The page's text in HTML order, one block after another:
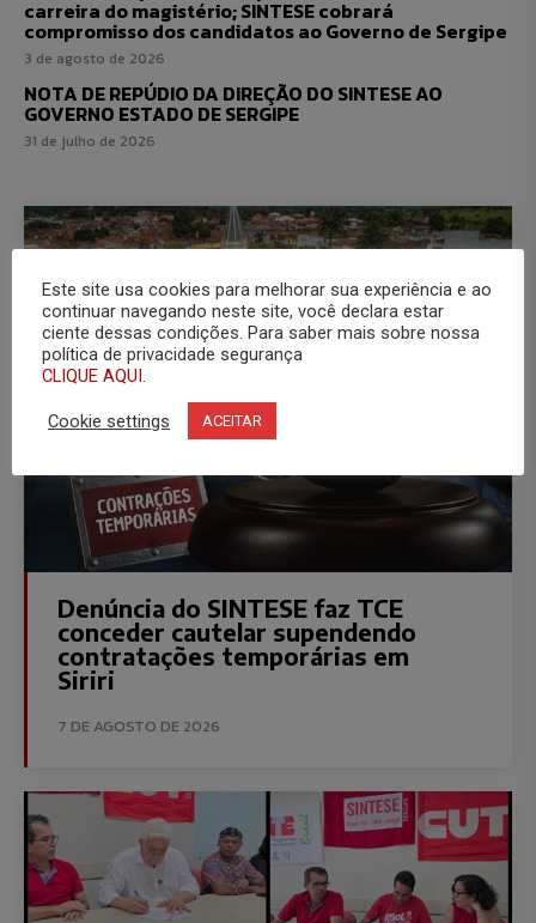
carreira do magistério; SINTESE cobrará
compromisso dos candidatos ao Governo de Sergipe
3 de agosto de 2026
NOTA DE REPÚDIO DA DIREÇÃO DO SINTESE AO
GOVERNO ESTADO DE SERGIPE
31 de julho de 2026
Denúncia do SINTESE faz TCE
conceder cautelar supendendo
contratações temporárias em
Siriri
7 DE AGOSTO DE 2026
Este site usa cookies para melhorar sua experiência e ao
continuar navegando neste site, você declara estar
ciente dessas condições. Para saber mais sobre nossa
política de privacidade segurança
CLIQUE AQUI.
Cookie settings ACEITAR